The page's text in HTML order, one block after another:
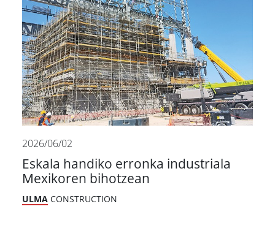
2026/06/02
Eskala handiko erronka industriala
Mexikoren bihotzean
ULMA CONSTRUCTION